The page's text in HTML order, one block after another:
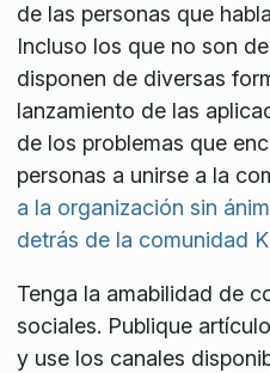
de las personas que
Incluso los que no son
disponen de diversas
lanzamiento de las
de los problemas que
personas a unirse a la
a la organización sin
detrás de la comunidad
Tenga la amabilidad de
sociales. Publique
y use los canales